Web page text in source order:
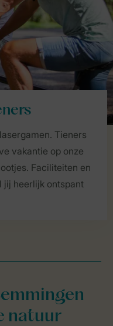
Tieners
vakantie op onze
Faciliteiten en
heerlijk ontspant
natuur